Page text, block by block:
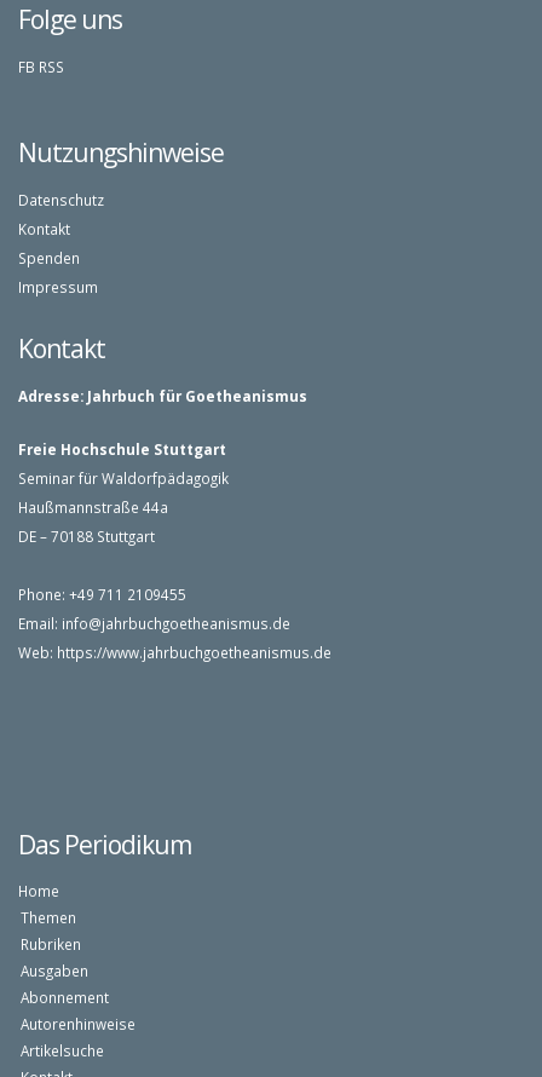
Folge uns
FB RSS
Nutzungshinweise
Datenschutz
Kontakt
Spenden
Impressum
Kontakt
Adresse: Jahrbuch für Goetheanismus
Freie Hochschule Stuttgart
Seminar für Waldorfpädagogik
Haußmannstraße 44a
DE – 70188 Stuttgart
Phone: +49 711 2109455
Email: info@jahrbuchgoetheanismus.de
Web: https://www.jahrbuchgoetheanismus.de
Das Periodikum
Home
Themen
Rubriken
Ausgaben
Abonnement
Autorenhinweise
Artikelsuche